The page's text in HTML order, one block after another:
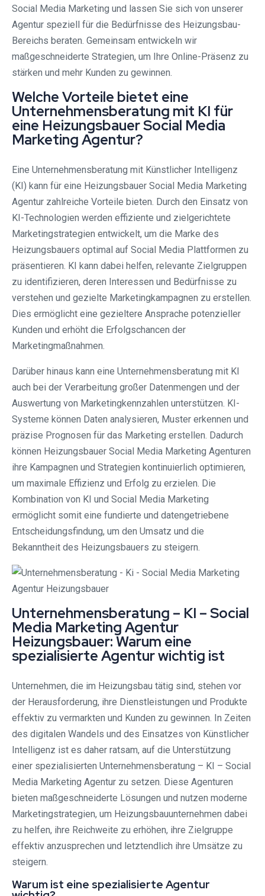
Social Media Marketing und lassen Sie sich von unserer
Agentur speziell für die Bedürfnisse des Heizungsbau-
Bereichs beraten. Gemeinsam entwickeln wir
maßgeschneiderte Strategien, um Ihre Online-Präsenz zu
stärken und mehr Kunden zu gewinnen.
Welche Vorteile bietet eine
Unternehmensberatung mit KI für
eine Heizungsbauer Social Media
Marketing Agentur?
Eine Unternehmensberatung mit Künstlicher Intelligenz
(KI) kann für eine Heizungsbauer Social Media Marketing
Agentur zahlreiche Vorteile bieten. Durch den Einsatz von
KI-Technologien werden effiziente und zielgerichtete
Marketingstrategien entwickelt, um die Marke des
Heizungsbauers optimal auf Social Media Plattformen zu
präsentieren. KI kann dabei helfen, relevante Zielgruppen
zu identifizieren, deren Interessen und Bedürfnisse zu
verstehen und gezielte Marketingkampagnen zu erstellen.
Dies ermöglicht eine gezieltere Ansprache potenzieller
Kunden und erhöht die Erfolgschancen der
Marketingmaßnahmen.
Darüber hinaus kann eine Unternehmensberatung mit KI
auch bei der Verarbeitung großer Datenmengen und der
Auswertung von Marketingkennzahlen unterstützen. KI-
Systeme können Daten analysieren, Muster erkennen und
präzise Prognosen für das Marketing erstellen. Dadurch
können Heizungsbauer Social Media Marketing Agenturen
ihre Kampagnen und Strategien kontinuierlich optimieren,
um maximale Effizienz und Erfolg zu erzielen. Die
Kombination von KI und Social Media Marketing
ermöglicht somit eine fundierte und datengetriebene
Entscheidungsfindung, um den Umsatz und die
Bekanntheit des Heizungsbauers zu steigern.
Unternehmensberatung – KI – Social
Media Marketing Agentur
Heizungsbauer: Warum eine
spezialisierte Agentur wichtig ist
Unternehmen, die im Heizungsbau tätig sind, stehen vor
der Herausforderung, ihre Dienstleistungen und Produkte
effektiv zu vermarkten und Kunden zu gewinnen. In Zeiten
des digitalen Wandels und des Einsatzes von Künstlicher
Intelligenz ist es daher ratsam, auf die Unterstützung
einer spezialisierten Unternehmensberatung – KI – Social
Media Marketing Agentur zu setzen. Diese Agenturen
bieten maßgeschneiderte Lösungen und nutzen moderne
Marketingstrategien, um Heizungsbauunternehmen dabei
zu helfen, ihre Reichweite zu erhöhen, ihre Zielgruppe
effektiv anzusprechen und letztendlich ihre Umsätze zu
steigern.
Warum ist eine spezialisierte Agentur